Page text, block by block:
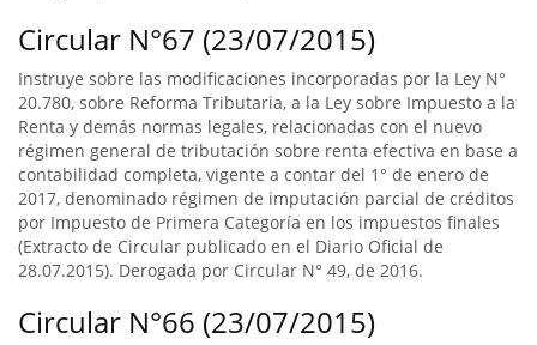
Circular N°67 (23/07/2015)
Instruye sobre las modificaciones incorporadas por la Ley N°
20.780, sobre Reforma Tributaria, a la Ley sobre Impuesto a la
Renta y demás normas legales, relacionadas con el nuevo
régimen general de tributación sobre renta efectiva en base a
contabilidad completa, vigente a contar del 1° de enero de
2017, denominado régimen de imputación parcial de créditos
por Impuesto de Primera Categoría en los impuestos finales
(Extracto de Circular publicado en el Diario Oficial de
28.07.2015). Derogada por Circular N° 49, de 2016.
Circular N°66 (23/07/2015)